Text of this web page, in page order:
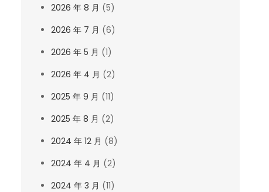
2026 年 8 月 (5)
2026 年 7 月 (6)
2026 年 5 月 (1)
2026 年 4 月 (2)
2025 年 9 月 (11)
2025 年 8 月 (2)
2024 年 12 月 (8)
2024 年 4 月 (2)
2024 年 3 月 (11)